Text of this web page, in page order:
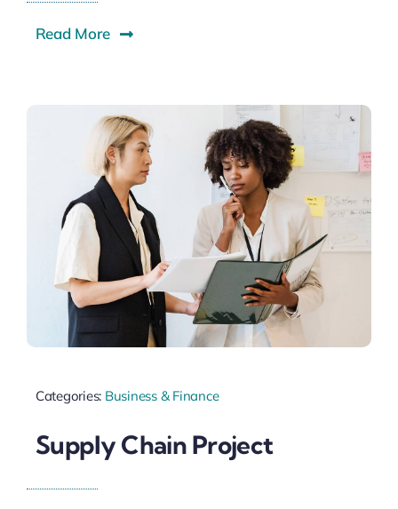
Read More
Categories: Business & Finance
Supply Chain Project